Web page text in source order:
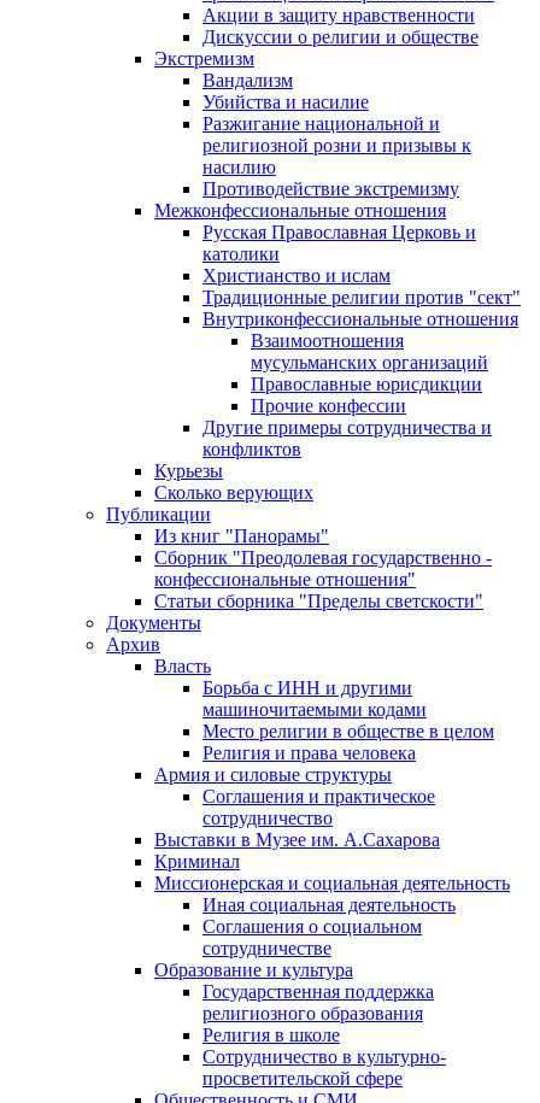
Акции в защиту нравственности
Дискуссии о религии и обществе
Экстремизм
Вандализм
Убийства и насилие
Разжигание национальной и
религиозной розни и призывы к
насилию
Противодействие экстремизму
Межконфессиональные отношения
Русская Православная Церковь и
католики
Христианство и ислам
Традиционные религии против "сект"
Внутриконфессиональные отношения
Взаимоотношения
мусульманских организаций
Православные юрисдикции
Прочие конфессии
Другие примеры сотрудничества и
конфликтов
Курьезы
Сколько верующих
Публикации
Из книг "Панорамы"
Сборник "Преодолевая государственно -
конфессиональные отношения"
Статьи сборника "Пределы светскости"
Документы
Архив
Власть
Борьба с ИНН и другими
машиночитаемыми кодами
Место религии в обществе в целом
Религия и права человека
Армия и силовые структуры
Соглашения и практическое
сотрудничество
Выставки в Музее им. А.Сахарова
Криминал
Миссионерская и социальная деятельность
Иная социальная деятельность
Соглашения о социальном
сотрудничестве
Образование и культура
Государственная поддержка
религиозного образования
Религия в школе
Сотрудничество в культурно-
просветительской сфере